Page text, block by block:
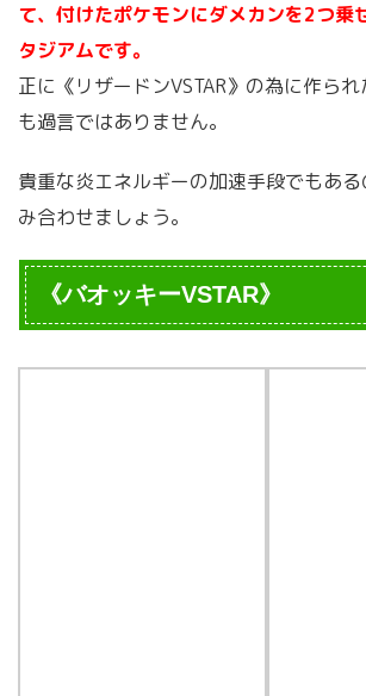
て、付けたポケモンにダメカンを2つ乗
タジアムです。
正に《リザードンVSTAR》の為に作ら
も過言ではありません。
貴重な炎エネルギーの加速手段でもあ
み合わせましょう。
《バオッキーVSTAR》